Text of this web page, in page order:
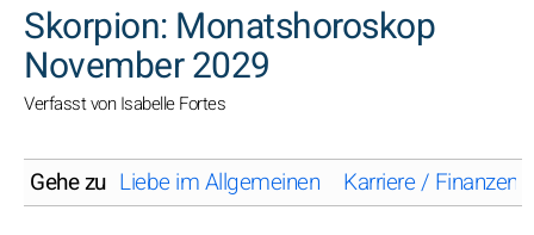
Skorpion: Monatshoroskop
November 2029
Verfasst von Isabelle Fortes
Gehe zu Liebe im Allgemeinen Karriere / Finanzen